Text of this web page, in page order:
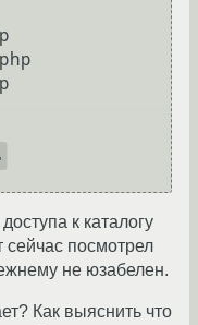
к каталогу
сейчас посмотрел
не юзабелен.
Как выяснить что